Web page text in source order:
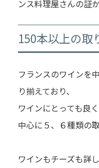
ンス料理屋さんの証
150本以上の取
フランスのワインを
り揃えており、
ワインにとっても良
中心に５、６種類の
ワインもチーズも詳